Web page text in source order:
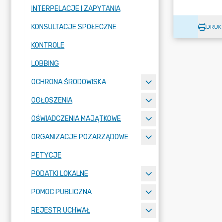
INTERPELACJE I ZAPYTANIA
KONSULTACJE SPOŁECZNE
KONTROLE
LOBBING
OCHRONA ŚRODOWISKA
OGŁOSZENIA
OŚWIADCZENIA MAJĄTKOWE
ORGANIZACJE POZARZĄDOWE
PETYCJE
PODATKI LOKALNE
POMOC PUBLICZNA
REJESTR UCHWAŁ